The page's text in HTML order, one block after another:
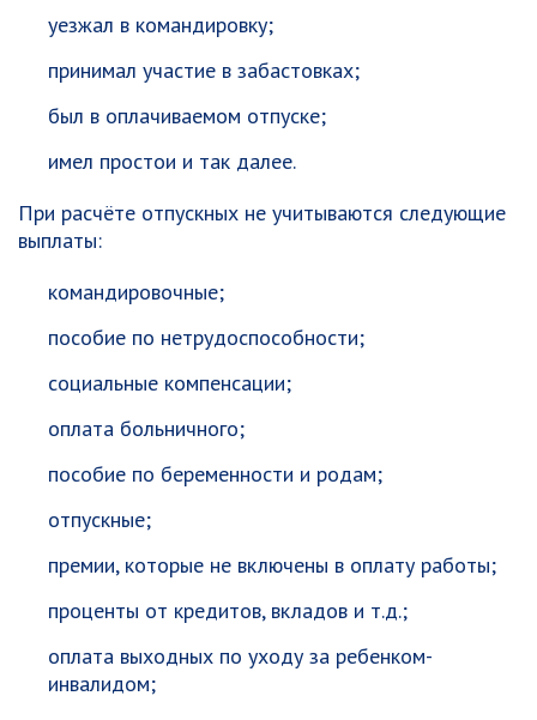
уезжал в командировку;
принимал участие в забастовках;
был в оплачиваемом отпуске;
имел простои и так далее.
При расчёте отпускных не учитываются следующие
выплаты:
командировочные;
пособие по нетрудоспособности;
социальные компенсации;
оплата больничного;
пособие по беременности и родам;
отпускные;
премии, которые не включены в оплату работы;
проценты от кредитов, вкладов и т.д.;
оплата выходных по уходу за ребенком-
инвалидом;